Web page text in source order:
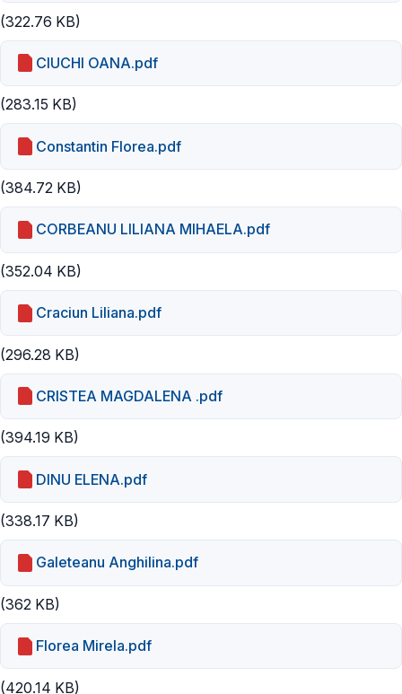
(322.76 KB)
CIUCHI OANA.pdf
(283.15 KB)
Constantin Florea.pdf
(384.72 KB)
CORBEANU LILIANA MIHAELA.pdf
(352.04 KB)
Craciun Liliana.pdf
(296.28 KB)
CRISTEA MAGDALENA .pdf
(394.19 KB)
DINU ELENA.pdf
(338.17 KB)
Galeteanu Anghilina.pdf
(362 KB)
Florea Mirela.pdf
(420.14 KB)